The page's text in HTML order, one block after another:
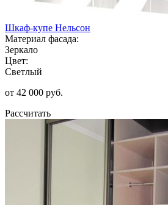
Шкаф-купе Нельсон
Материал фасада:
Зеркало
Цвет:
Светлый
от 42 000 руб.
Рассчитать